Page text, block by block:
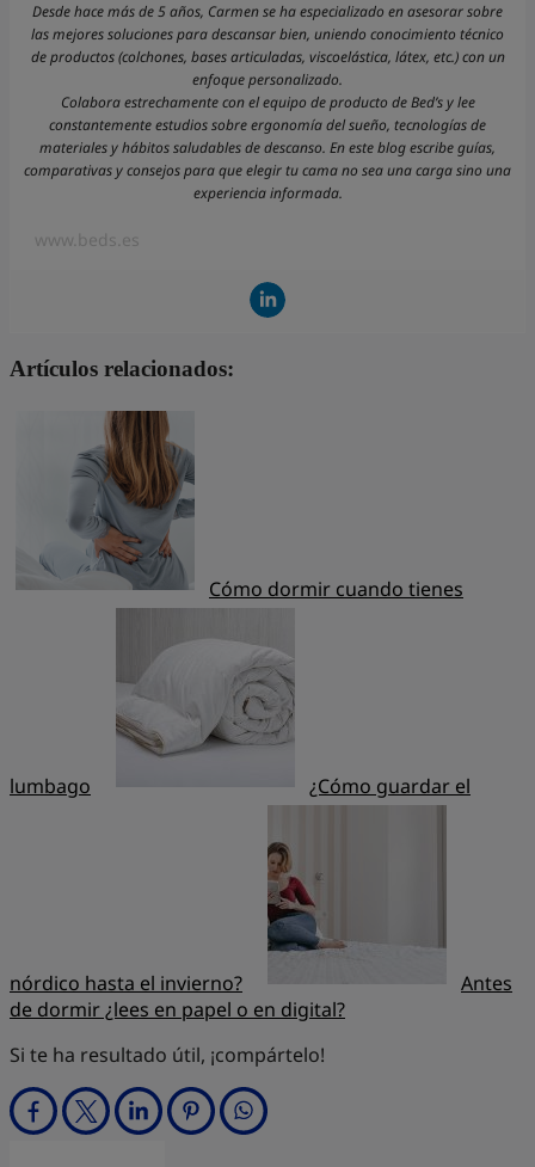
Desde hace más de 5 años, Carmen se ha especializado en asesorar sobre
las mejores soluciones para descansar bien, uniendo conocimiento técnico
de productos (colchones, bases articuladas, viscoelástica, látex, etc.) con un
enfoque personalizado.
Colabora estrechamente con el equipo de producto de Bed’s y lee
constantemente estudios sobre ergonomía del sueño, tecnologías de
materiales y hábitos saludables de descanso. En este blog escribe guías,
comparativas y consejos para que elegir tu cama no sea una carga sino una
experiencia informada.
www.beds.es
Artículos relacionados:
Cómo dormir cuando tienes
lumbago ¿Cómo guardar el
nórdico hasta el invierno?
Antes
de dormir ¿lees en papel o en digital?
Si te ha resultado útil, ¡compártelo!